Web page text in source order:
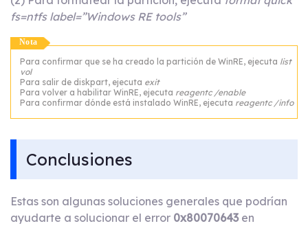
fs=ntfs label=”Windows RE tools”
Nota
Para confirmar que se ha creado la partición de WinRE, ejecuta list
vol
Para salir de diskpart, ejecuta exit
Para volver a habilitar WinRE, ejecuta reagentc /enable
Para confirmar dónde está instalado WinRE, ejecuta reagentc /info
Conclusiones
Estas son algunas soluciones generales que podrían
ayudarte a solucionar el error 0x80070643en